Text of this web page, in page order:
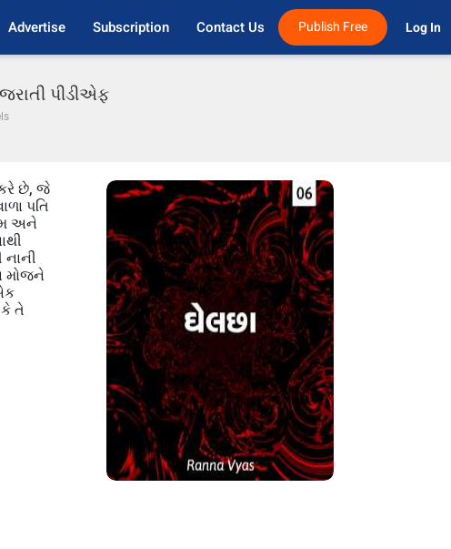
Advertise Subscription Contact Us Publish Free Log In
પીડીએફ
છે, જે
પતિ
અને
મોજને
તે